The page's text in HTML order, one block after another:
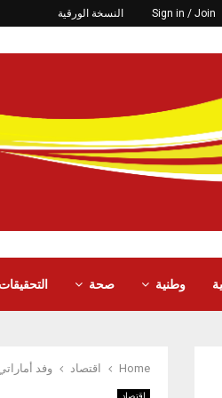
النسخة الورقية
وطنية صحة التحقيقات
Home اقتصاد وفد
اقتصاد